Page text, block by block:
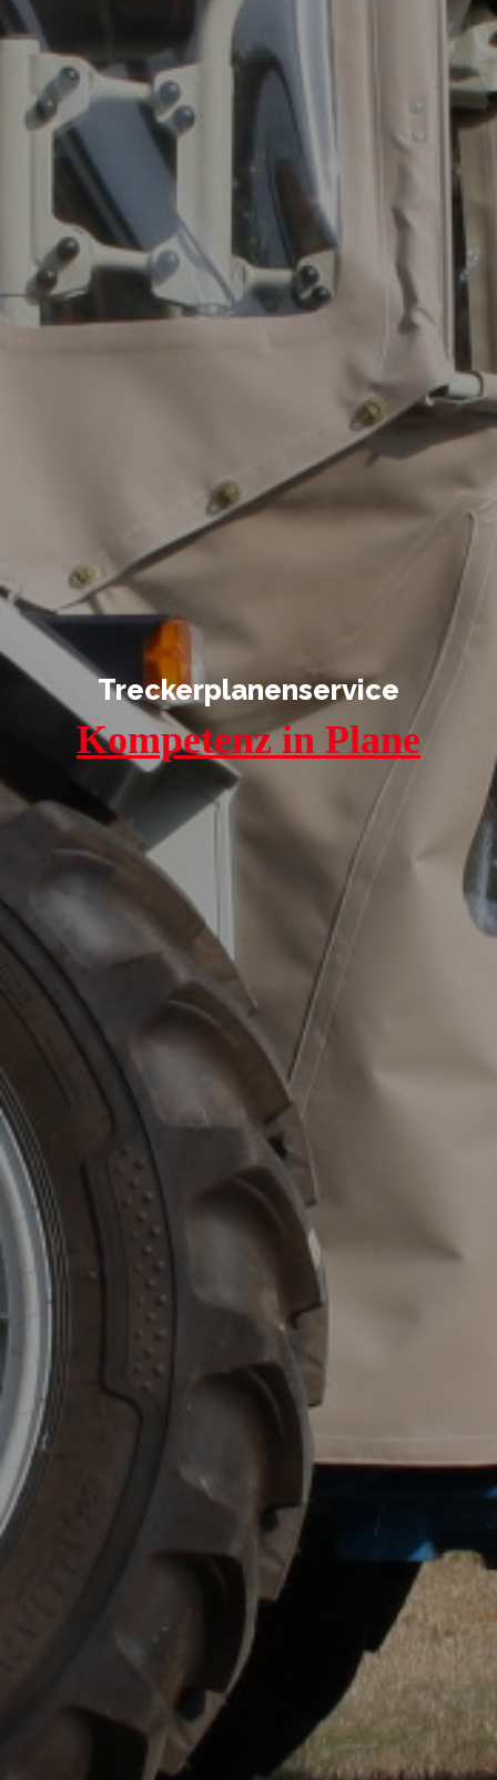
Treckerplanenservice
Kompetenz in Plane